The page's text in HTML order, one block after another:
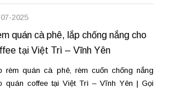
2025
quán cà phê, lắp chống nắng cho
tại Việt Trì – Vĩnh Yên
rèm quán cà phê, rèm cuốn chống nắng
quán coffee tại Việt Trì – Vĩnh Yên | Gọi